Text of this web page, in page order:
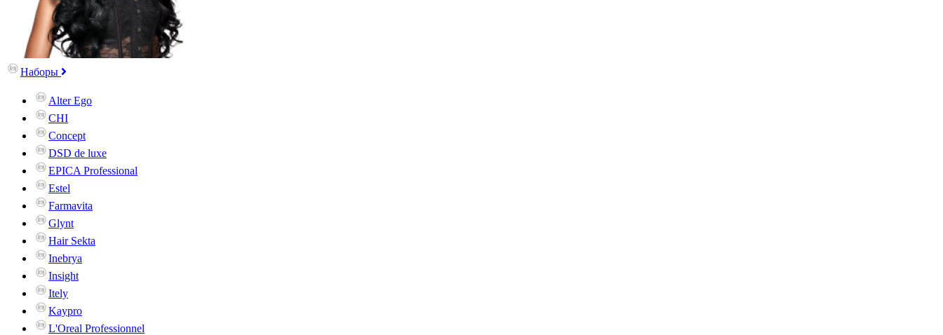
Наборы
Alter Ego
CHI
Concept
DSD de luxe
EPICA Professional
Estel
Farmavita
Glynt
Hair Sekta
Inebrya
Insight
Itely
Kaypro
L'Oreal Professionnel